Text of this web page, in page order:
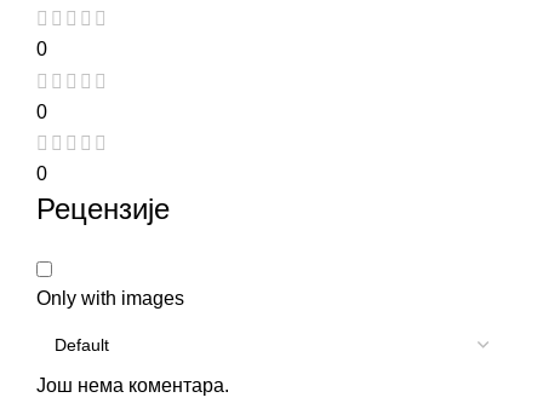
0
0
0
Рецензије
Only with images
Још нема коментара.